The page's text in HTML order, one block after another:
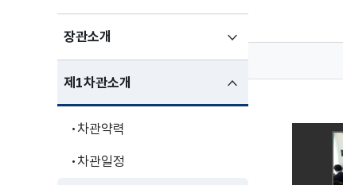
펼치기
장관소개
펼치기
제1차관소개
펼친상태
차관약력
차관일정